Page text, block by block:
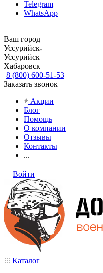
Telegram
WhatsApp
Ваш город
Уссурийск
Уссурийск
Хабаровск
8 (800) 600-51-53
Заказать звонок
Акции
Блог
Помощь
О компании
Отзывы
Контакты
...
Войти
Каталог